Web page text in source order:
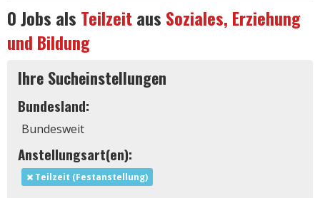
0Jobs als Teilzeitaus Soziales, Erziehung
und Bildung
Ihre Sucheinstellungen
Bundesland:
Bundesweit
Anstellungsart(en):
Teilzeit (Festanstellung)